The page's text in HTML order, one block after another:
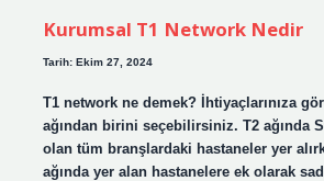
Kurumsal T1 Network Nedir
Tarih: Ekim 27, 2024
T1 network ne demek? İhtiyaçlarınıza
ağından birini seçebilirsiniz. T2 ağında
olan tüm branşlardaki hastaneler yer
ağında yer alan hastanelere ek olarak